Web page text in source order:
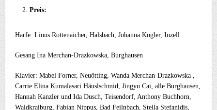
Preis:
Harfe: Linus Rottenaicher, Halsbach, Johanna Kogler, Inzell
Gesang Ina Merchan-Drazkowska, Burghausen
Klavier: Mabel Forner, Neuötting, Wanda Merchan-Drazkowska ,
Carrie Elina Kumalasari Häuslschmid, Jingyu Cai, alle Burghausen,
Hannah Kanzler und Ida Dusch, Teisendorf, Anthony Buchhorn,
Waldkraiburg, Fabian Nippus, Bad Feilnbach, Stella Stefanidis,